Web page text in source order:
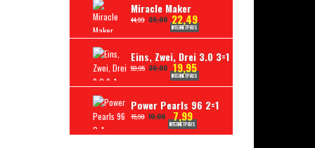
Miracle Maker
44,99 35,00 22,49
INTERNETPRIJS
Eins, Zwei, Drei 3.0 3=1
59,95 30,00 19,95
INTERNETPRIJS
Power Pearls 96 2=1
15,98 10,00 7,99
INTERNETPRIJS